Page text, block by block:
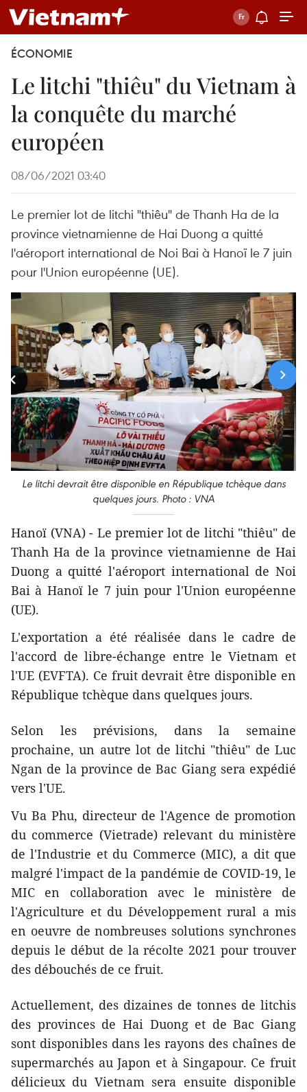
ÉCONOMIE
Le litchi "thiêu" du Vietnam à
la conquête du marché
européen
08/06/2021 03:40
Le premier lot de litchi "thiêu" de Thanh Ha de la
province vietnamienne de Hai Duong a quitté
l'aéroport international de Noi Bai à Hanoï le 7 juin
pour l'Union européenne (UE).
Le litchi devrait être disponible en République tchèque dans
quelques jours. Photo : VNA
Hanoï (VNA) - Le premier lot de litchi "thiêu" de
Thanh Ha de la province vietnamienne de Hai
Duong a quitté l'aéroport international de Noi
Bai à Hanoï le 7 juin pour l'Union européenne
(UE).
L'exportation a été réalisée dans le cadre de
l'accord de libre-échange entre le Vietnam et
l'UE (EVFTA). Ce fruit devrait être disponible en
République tchèque dans quelques jours.
Selon les prévisions, dans la semaine
prochaine, un autre lot de litchi "thiêu" de Luc
Ngan de la province de Bac Giang sera expédié
vers l'UE.
Vu Ba Phu, directeur de l'Agence de promotion
du commerce (Vietrade) relevant du ministère
de l'Industrie et du Commerce (MIC), a dit que
malgré l'impact de la pandémie de COVID-19, le
MIC en collaboration avec le ministère de
l'Agriculture et du Développement rural a mis
en oeuvre de nombreuses solutions synchrones
depuis le début de la récolte 2021 pour trouver
des débouchés de ce fruit.
Actuellement, des dizaines de tonnes de litchis
des provinces de Hai Duong et de Bac Giang
sont disponibles dans les rayons des chaînes de
supermarchés au Japon et à Singapour. Ce fruit
délicieux du Vietnam sera ensuite disponible